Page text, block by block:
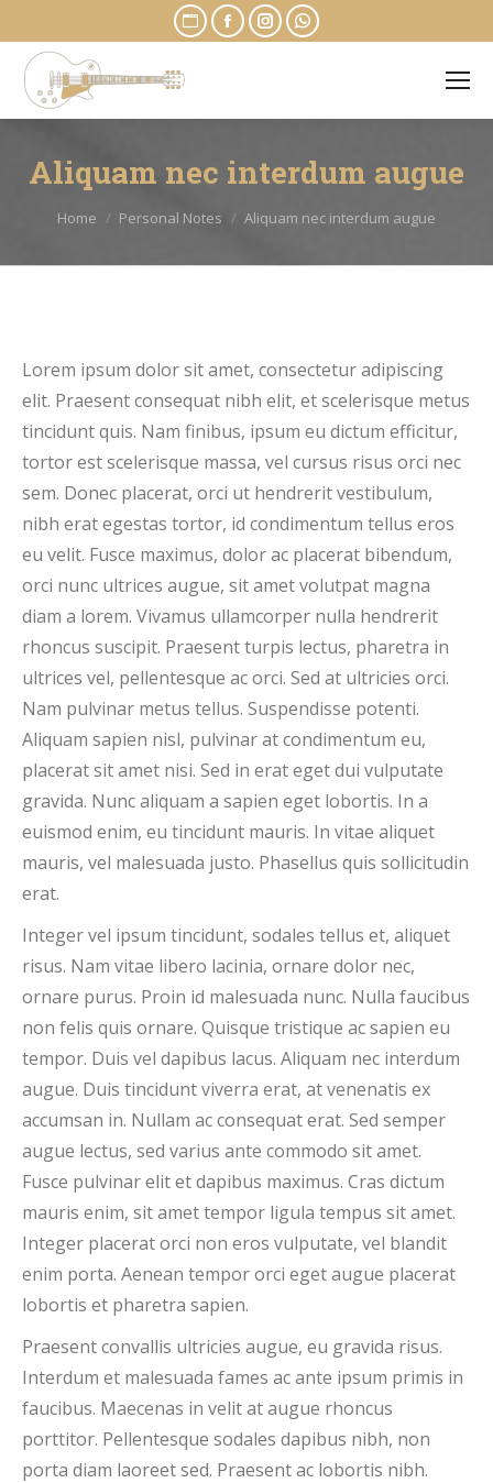
Website
in
window
Facebook
in
window
Instagram
in
window
Whatsapp
in
window
Aliquam nec interdum augue
You are here:
Home Personal Notes Aliquam nec interdum augue
Lorem ipsum dolor sit amet, consectetur adipiscing
elit. Praesent consequat nibh elit, et scelerisque metus
tincidunt quis. Nam finibus, ipsum eu dictum efficitur,
tortor est scelerisque massa, vel cursus risus orci nec
sem. Donec placerat, orci ut hendrerit vestibulum,
nibh erat egestas tortor, id condimentum tellus eros
eu velit. Fusce maximus, dolor ac placerat bibendum,
orci nunc ultrices augue, sit amet volutpat magna
diam a lorem. Vivamus ullamcorper nulla hendrerit
rhoncus suscipit. Praesent turpis lectus, pharetra in
ultrices vel, pellentesque ac orci. Sed at ultricies orci.
Nam pulvinar metus tellus. Suspendisse potenti.
Aliquam sapien nisl, pulvinar at condimentum eu,
placerat sit amet nisi. Sed in erat eget dui vulputate
gravida. Nunc aliquam a sapien eget lobortis. In a
euismod enim, eu tincidunt mauris. In vitae aliquet
mauris, vel malesuada justo. Phasellus quis sollicitudin
erat.
Integer vel ipsum tincidunt, sodales tellus et, aliquet
risus. Nam vitae libero lacinia, ornare dolor nec,
ornare purus. Proin id malesuada nunc. Nulla faucibus
non felis quis ornare. Quisque tristique ac sapien eu
tempor. Duis vel dapibus lacus. Aliquam nec interdum
augue. Duis tincidunt viverra erat, at venenatis ex
accumsan in. Nullam ac consequat erat. Sed semper
augue lectus, sed varius ante commodo sit amet.
Fusce pulvinar elit et dapibus maximus. Cras dictum
mauris enim, sit amet tempor ligula tempus sit amet.
Integer placerat orci non eros vulputate, vel blandit
enim porta. Aenean tempor orci eget augue placerat
lobortis et pharetra sapien.
Praesent convallis ultricies augue, eu gravida risus.
Interdum et malesuada fames ac ante ipsum primis in
faucibus. Maecenas in velit at augue rhoncus
porttitor. Pellentesque sodales dapibus nibh, non
porta diam laoreet sed. Praesent ac lobortis nibh.